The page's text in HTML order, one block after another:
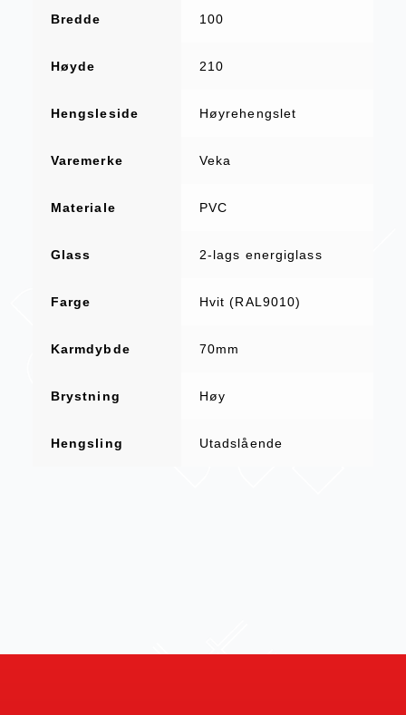
Bredde 100
Høyde 210
Hengsleside Høyrehengslet
Varemerke Veka
Materiale PVC
Glass 2-lags energiglass
Farge Hvit (RAL9010)
Karmdybde 70mm
Brystning Høy
Hengsling Utadslående